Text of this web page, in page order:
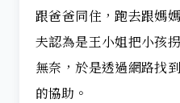
跟爸爸同住，跑去跟媽
夫認為是王小姐把小孩
無奈，於是透過網路找
的協助。